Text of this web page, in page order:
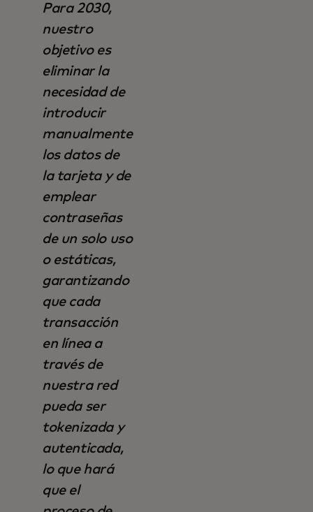
Para 2030,
nuestro
objetivo es
eliminar la
necesidad de
introducir
manualmente
los datos de
la tarjeta y de
emplear
contraseñas
de un solo uso
o estáticas,
garantizando
que cada
transacción
en línea a
través de
nuestra red
pueda ser
tokenizada y
autenticada,
lo que hará
que el